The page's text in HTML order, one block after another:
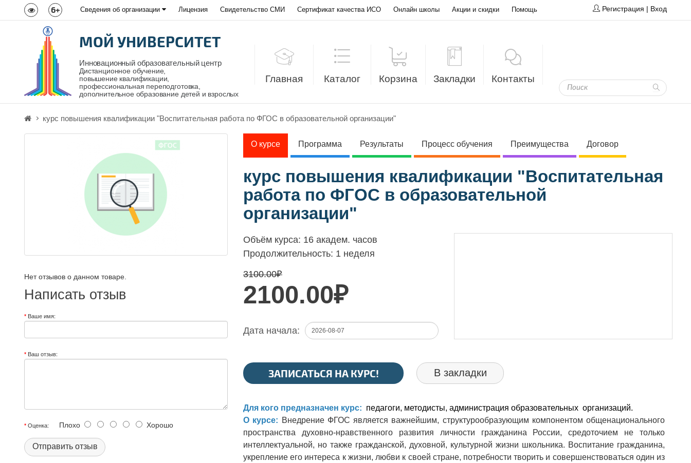
6+ Сведения об организации Лицензия Свидетельство СМИ Сертификат качества ИСО Онлайн школы Акции и скидки Помощь Регистрация | Вход
МОЙ УНИВЕРСИТЕТ
Инновационный образовательный центр
Дистанционное обучение,
повышение квалификации,
профессиональная переподготовка,
дополнительное образование детей и взрослых
Главная Каталог Корзина Закладки Контакты
курс повышения квалификации "Воспитательная работа по ФГОС в образовательной организации"
Нет отзывов о данном товаре.
Написать отзыв
Ваше имя:
Ваш отзыв:
Оценка: Плохо Хорошо
Отправить отзыв
О курсе Программа Результаты Процесс обучения Преимущества Договор
курс повышения квалификации "Воспитательная
работа по ФГОС в образовательной
организации"
Объём курса: 16 академ. часов
Продолжительность: 1 неделя
3100.00₽
2100.00₽
Дата начала:
ЗАПИСАТЬСЯ НА КУРС! В закладки
Для кого предназначен курс: педагоги, методисты, администрация образовательных организаций.
О курсе: Внедрение ФГОС является важнейшим, структурообразующим компонентом общенационального
пространства духовно-нравственного развития личности гражданина России, средоточием не только
интеллектуальной, но также гражданской, духовной, культурной жизни школьника. Воспитание гражданина,
укрепление его интереса к жизни, любви к своей стране, потребности творить и совершенствоваться один из